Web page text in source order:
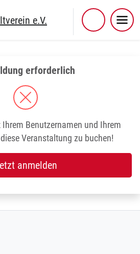
erforderlich
Ihrem Benutzernamen und Ihrem
Veranstaltung zu buchen!
anmelden